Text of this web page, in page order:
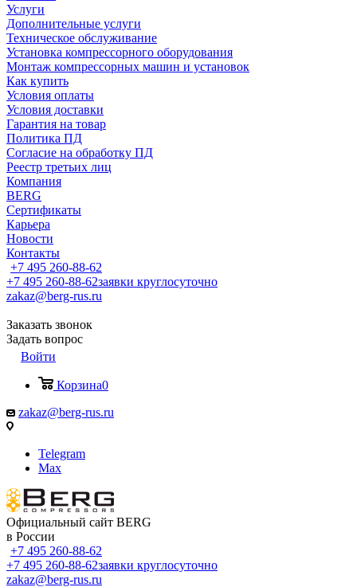
Услуги
Дополнительные услуги
Техническое обслуживание
Установка компрессорного оборудования
Монтаж компрессорных машин и установок
Как купить
Условия оплаты
Условия доставки
Гарантия на товар
Политика ПД
Согласие на обработку ПД
Реестр третьих лиц
Компания
BERG
Сертификаты
Карьера
Новости
Контакты
+7 495 260-88-62
+7 495 260-88-62заявки круглосуточно
zakaz@berg-rus.ru
Заказать звонок
Задать вопрос
Войти
Корзина0
zakaz@berg-rus.ru
Telegram
Max
Официальный сайт BERG
в России
+7 495 260-88-62
+7 495 260-88-62заявки круглосуточно
zakaz@berg-rus.ru